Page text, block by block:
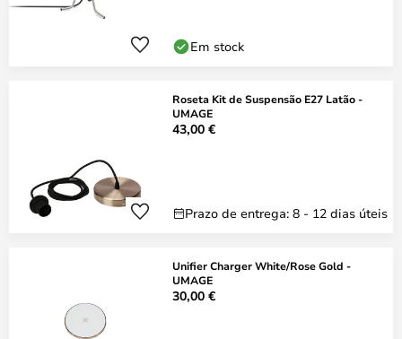
Em stock
Roseta Kit de Suspensão E27 Latão -
UMAGE
43,00 €
Prazo de entrega: 8 - 12 dias úteis
Unifier Charger White/Rose Gold -
UMAGE
30,00 €